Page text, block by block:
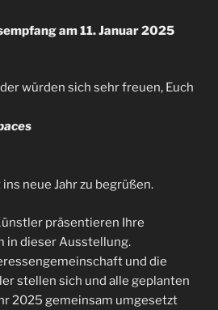
am 11. Januar 2025
würden sich sehr freuen, Euch
neue Jahr zu begrüßen.
präsentieren Ihre
in dieser Ausstellung.
und die
stellen sich und alle geplanten
2025 gemeinsam umgesetzt